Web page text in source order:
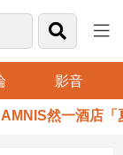
影音
然一酒店「夏